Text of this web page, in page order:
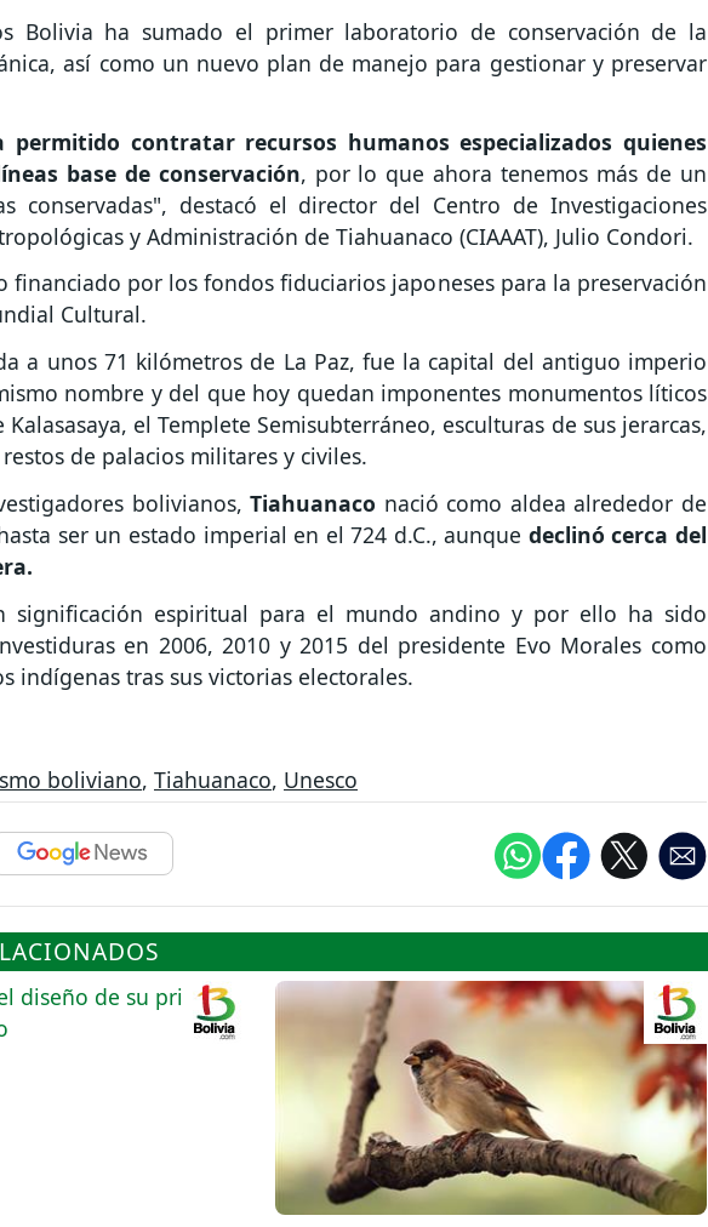
Bolivia ha sumado el primer laboratorio de conservación de la
así como un nuevo plan de manejo para gestionar y preservar
permitido contratar recursos humanos especializados quienes
base de conservación, por lo que ahora tenemos más de un
conservadas", destacó el director del Centro de Investigaciones
y Administración de Tiahuanaco (CIAAAT), Julio Condori.
financiado por los fondos fiduciarios japoneses para la preservación
Cultural.
a unos 71 kilómetros de La Paz, fue la capital del antiguo imperio
nombre y del que hoy quedan imponentes monumentos líticos
el Templete Semisubterráneo, esculturas de sus jerarcas,
de palacios militares y civiles.
bolivianos,Tiahuanaco nació como aldea alrededor de
ser un estado imperial en el 724 d.C., aunque declinó cerca del
significación espiritual para el mundo andino y por ello ha sido
en 2006, 2010 y 2015 del presidente Evo Morales como
indígenas tras sus victorias electorales.
boliviano, Tiahuanaco, Unesco